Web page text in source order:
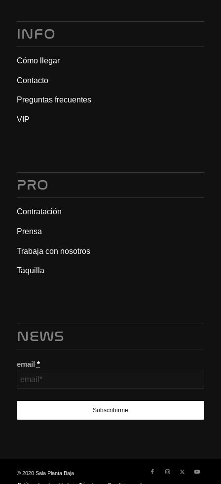
INFO
Cómo llegar
Contacto
Preguntas frecuentes
VIP
PRO
Contratación
Prensa
Trabaja con nosotros
Taquilla
NEWS
email *
© 2020 Sala Planta Baja